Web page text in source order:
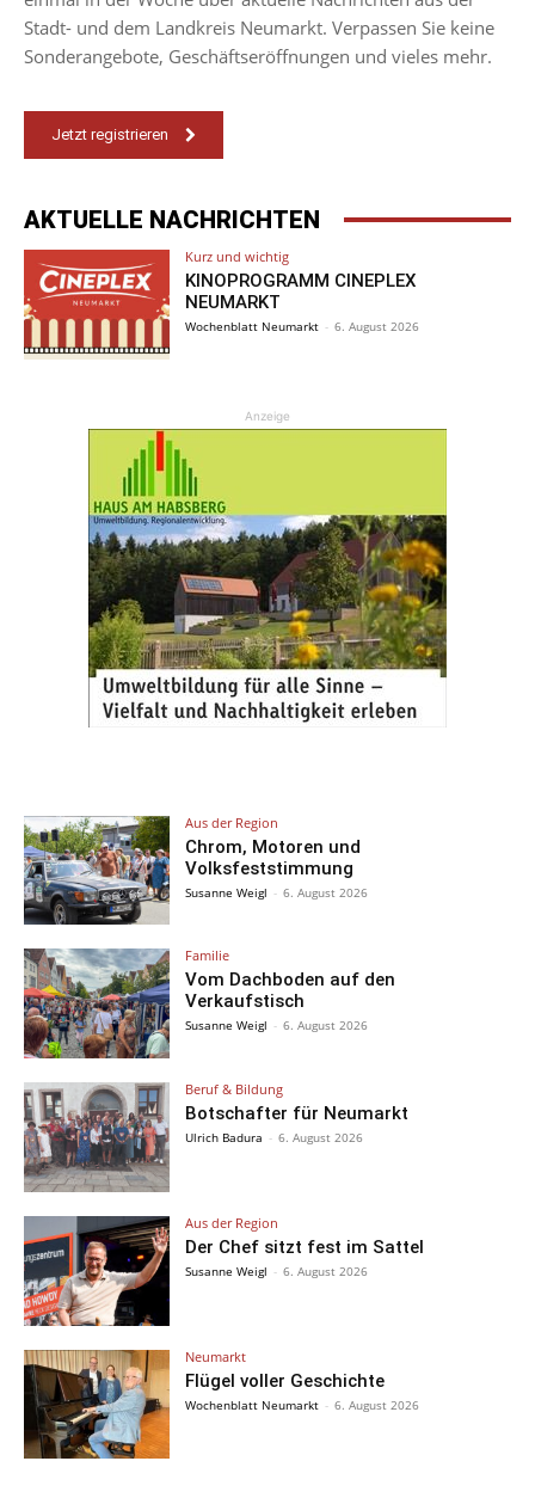
Stadt- und dem Landkreis Neumarkt. Verpassen Sie keine
Sonderangebote, Geschäftseröffnungen und vieles mehr.
Jetzt registrieren
AKTUELLE NACHRICHTEN
Kurz und wichtig
KINOPROGRAMM CINEPLEX
NEUMARKT
Wochenblatt Neumarkt - 6. August 2026
Anzeige
Aus der Region
Chrom, Motoren und
Volksfeststimmung
Susanne Weigl - 6. August 2026
Familie
Vom Dachboden auf den
Verkaufstisch
Susanne Weigl - 6. August 2026
Beruf & Bildung
Botschafter für Neumarkt
Ulrich Badura - 6. August 2026
Aus der Region
Der Chef sitzt fest im Sattel
Susanne Weigl - 6. August 2026
Neumarkt
Flügel voller Geschichte
Wochenblatt Neumarkt - 6. August 2026